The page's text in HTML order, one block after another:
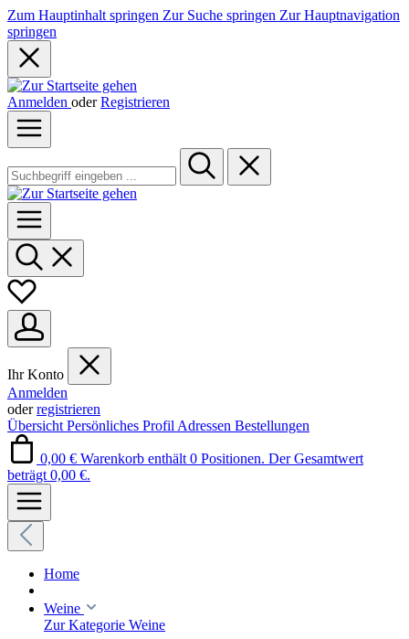
Zum Hauptinhalt springen Zur Suche springen Zur Hauptnavigation
springen
Anmelden oder Registrieren
Ihr Konto
Anmelden
oderregistrieren
Übersicht Persönliches Profil Adressen Bestellungen
0,00 € Warenkorb enthält 0 Positionen. Der Gesamtwert
beträgt 0,00 €.
Home
Weine
Zur Kategorie Weine